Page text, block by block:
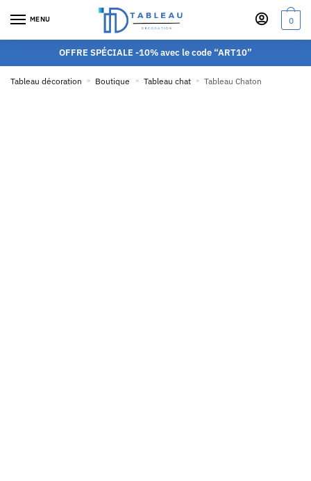
MENU 0
OFFRE SPÉCIALE -10% avec le code “ART10”
Tableau décoration » Boutique » Tableau chat » Tableau Chaton